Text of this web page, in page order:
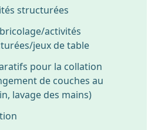
structurées
activités
jeux de table
pour la collation
de couches au
lavage des mains)